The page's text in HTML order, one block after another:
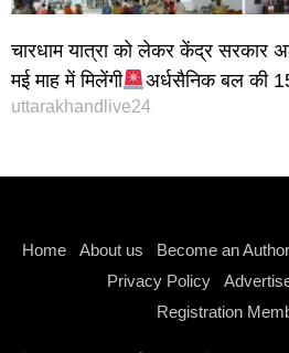
चारधाम यात्रा को लेकर केंद्र सरकार
मई माह में मिलेंगी
अर्धसैनिक बल की
uttarakhandlive24
Home About us Become an Author
Privacy Policy
Registration